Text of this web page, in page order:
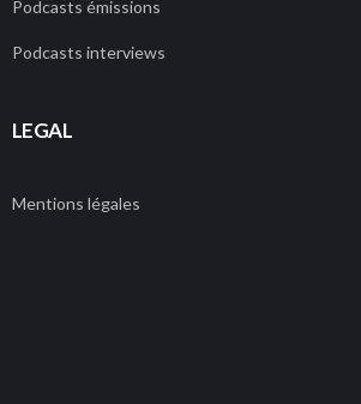
Podcasts émissions
Podcasts interviews
LEGAL
Mentions légales